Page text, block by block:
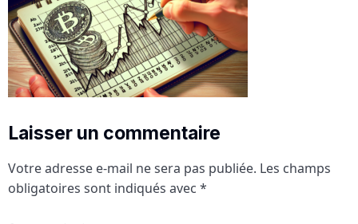
Laisser un commentaire
Votre adresse e-mail ne sera pas publiée. Les champs
obligatoires sont indiqués avec *